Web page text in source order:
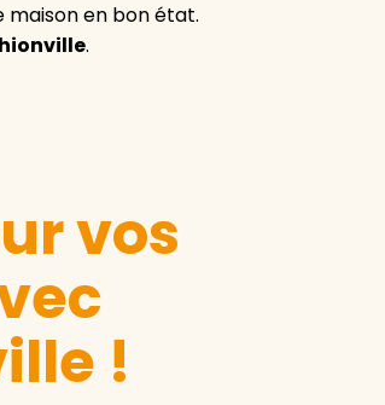
en bon état.
.
vos
!